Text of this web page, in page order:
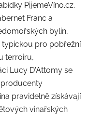
PijemeVíno.cz,
Franc a
bylin,
typickou pro pobřežní
terroiru,
Lucy D'Attomy se
producenty
pravidelně získávají
vinařských